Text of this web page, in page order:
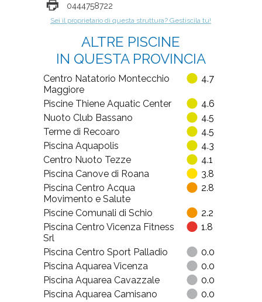
0444758722
Sei il proprietario di questa struttura? Gestiscila tu!
ALTRE PISCINE
IN QUESTA PROVINCIA
Centro Natatorio Montecchio
Maggiore
4.7
Piscine Thiene Aquatic Center
4.6
Nuoto Club Bassano
4.5
Terme di Recoaro
4.5
Piscina Aquapolis
4.3
Centro Nuoto Tezze
4.1
Piscina Canove di Roana
3.8
Piscina Centro Acqua
Movimento e Salute
2.8
Piscine Comunali di Schio
2.2
Piscina Centro Vicenza Fitness
Srl
1.8
Piscina Centro Sport Palladio
0.0
Piscina Aquarea Vicenza
0.0
Piscina Aquarea Cavazzale
0.0
Piscina Aquarea Camisano
0.0